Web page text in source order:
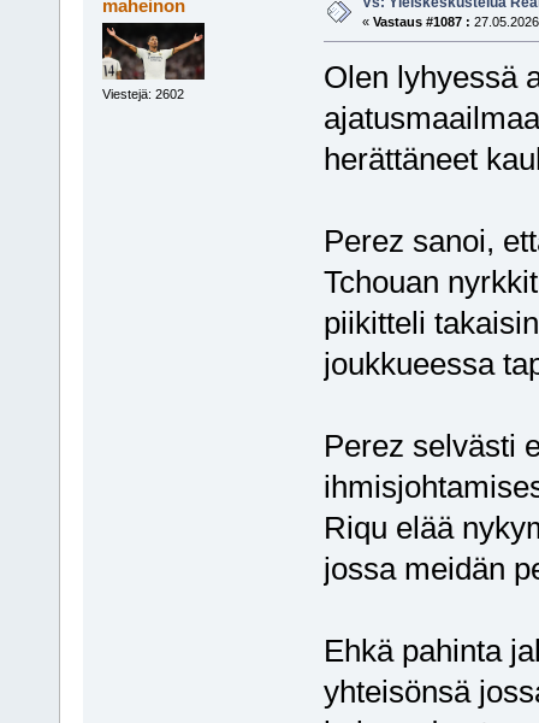
maheinon
Viestejä: 2602
« Vastaus #1087 :
Olen lyhyessä
herättäneet
Perez sanoi,
Tchouan
piikitteli
joukkueessa
Perez selvästi
Riqu elää
jossa meidän
Ehkä pahinta
yhteisönsä